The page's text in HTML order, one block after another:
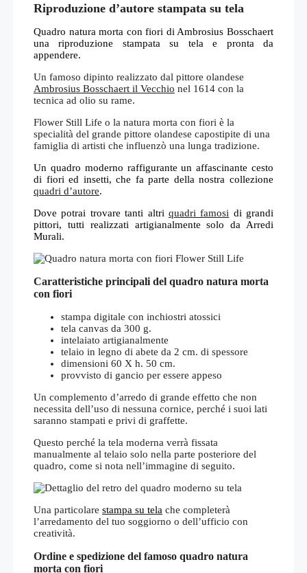
Riproduzione d’autore stampata su tela
Quadro natura morta con fiori di Ambrosius Bosschaert
una riproduzione stampata su tela e pronta da
appendere.
Un famoso dipinto realizzato dal pittore olandese
Ambrosius Bosschaert il Vecchio nel 1614 con la
tecnica ad olio su rame.
Flower Still Life o la natura morta con fiori è la
specialità del grande pittore olandese capostipite di una
famiglia di artisti che influenzò una lunga tradizione.
Un quadro moderno raffigurante un affascinante cesto
di fiori ed insetti, che fa parte della nostra collezione
quadri d’autore.
Dove potrai trovare tanti altri quadri famosi di grandi
pittori, tutti realizzati artigianalmente solo da Arredi
Murali.
Caratteristiche principali del quadro natura morta
con fiori
stampa digitale con inchiostri atossici
tela canvas da 300 g.
intelaiato artigianalmente
telaio in legno di abete da 2 cm. di spessore
dimensioni 60 X h. 50 cm.
provvisto di gancio per essere appeso
Un complemento d’arredo di grande effetto che non
necessita dell’uso di nessuna cornice, perché i suoi lati
saranno stampati e privi di graffette.
Questo perché la tela moderna verrà fissata
manualmente al telaio solo nella parte posteriore del
quadro, come si nota nell’immagine di seguito.
Una particolare stampa su tela che completerà
l’arredamento del tuo soggiorno o dell’ufficio con
creatività.
Ordine e spedizione del famoso quadro natura
morta con fiori